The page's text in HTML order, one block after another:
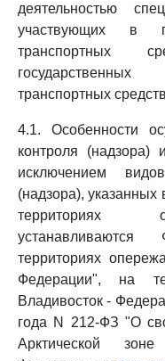
деятельностью
участвующих в
транспортных
транспортных
4.1. Особенности
контроля (надзора)
исключением
(надзора), указанных
территориях
территориях
Федерации", на
Владивосток -
года N 212-ФЗ "О
Арктической